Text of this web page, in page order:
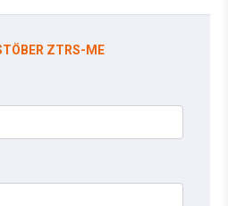
ZTRS-ME